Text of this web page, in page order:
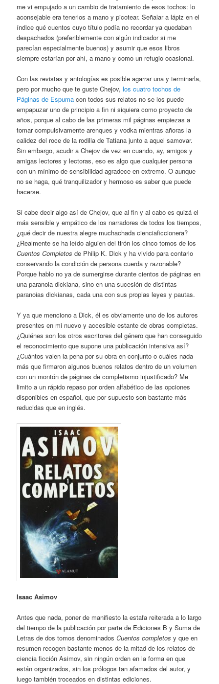
me vi empujado a un cambio de tratamiento de esos tochos: lo
aconsejable era tenerlos a mano y picotear. Señalar a lápiz en el
índice qué cuentos cuyo título podía no recordar ya quedaban
despachados (preferiblemente con algún indicador si me
parecían especialmente buenos) y asumir que esos libros
siempre estarían por ahí, a mano y como un refugio ocasional.
Con las revistas y antologías es posible agarrar una y terminarla,
pero por mucho que te guste Chejov,los cuatro tochos de
Páginas de Espuma con todos sus relatos no se los puede
empapuzar uno de principio a fin ni siquiera como proyecto de
años, porque al cabo de las primeras mil páginas empiezas a
tomar compulsivamente arenques y vodka mientras añoras la
calidez del roce de la rodilla de Tatiana junto a aquel samovar.
Sin embargo, acudir a Chejov de vez en cuando, ay, amigos y
amigas lectores y lectoras, eso es algo que cualquier persona
con un mínimo de sensibilidad agradece en extremo. O aunque
no se haga, qué tranquilizador y hermoso es saber que puede
hacerse.
Si cabe decir algo así de Chejov, que al fin y al cabo es quizá el
más sensible y empático de los narradores de todos los tiempos,
¿qué decir de nuestra alegre muchachada cienciaficcionera?
¿Realmente se ha leído alguien del tirón los cinco tomos de los
Cuentos Completosde Philip K. Dick y ha vivido para contarlo
conservando la condición de persona cuerda y razonable?
Porque hablo no ya de sumergirse durante cientos de páginas en
una paranoia dickiana, sino en una sucesión de distintas
paranoias dickianas, cada una con sus propias leyes y pautas.
Y ya que menciono a Dick, él es obviamente uno de los autores
presentes en mi nuevo y accesible estante de obras completas.
¿Quiénes son los otros escritores del género que han conseguido
el reconocimiento que supone una publicación intensiva así?
¿Cuántos valen la pena por su obra en conjunto o cuáles nada
más que firmaron algunos buenos relatos dentro de un volumen
con un montón de páginas de completismo injustificado? Me
limito a un rápido repaso por orden alfabético de las opciones
disponibles en español, que por supuesto son bastante más
reducidas que en inglés.
Isaac Asimov
Antes que nada, poner de manifiesto la estafa reiterada a lo largo
del tiempo de la publicación por parte de Ediciones B y Suma de
Letras de dos tomos denominadosCuentos completos y que en
resumen recogen bastante menos de la mitad de los relatos de
ciencia ficción Asimov, sin ningún orden en la forma en que
están organizados, sin los prólogos tan afamados del autor, y
luego también troceados en distintas ediciones.